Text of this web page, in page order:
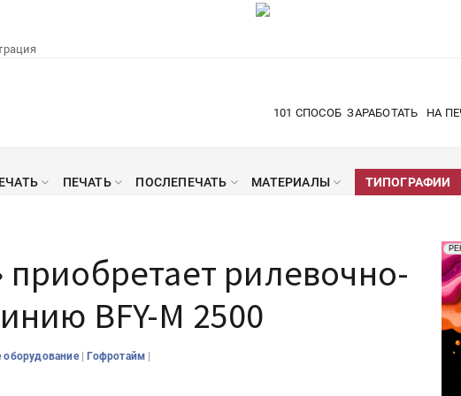
101 СПОСОБ ЗАРАБОТАТЬ НА
ПЕЧАТЬ ПОСЛЕПЕЧАТЬ МАТЕРИАЛЫ ТИПОГРАФИИ
приобретает рилевочно-
BFY-M 2500
оборудование |Гофротайм |